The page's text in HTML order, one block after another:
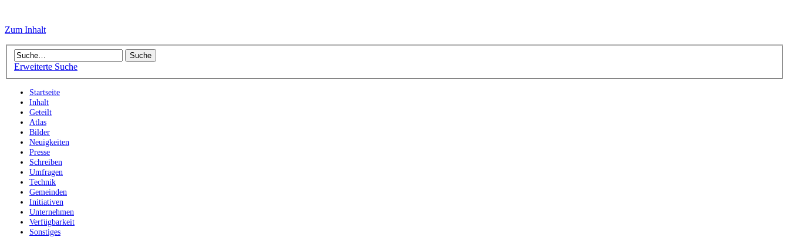
Zum Inhalt
Erweiterte Suche
Startseite
Inhalt
Geteilt
Atlas
Bilder
Neuigkeiten
Presse
Schreiben
Umfragen
Technik
Gemeinden
Initiativen
Unternehmen
Verfügbarkeit
Sonstiges